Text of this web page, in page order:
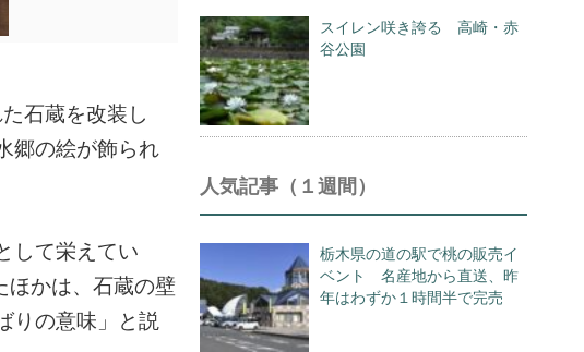
石蔵を改装し
郷の絵が飾られ
して栄えてい
ほかは、石蔵の壁
りの意味」と説
スイレン咲き誇る 高崎・赤
谷公園
人気記事（１週間）
栃木県の道の駅で桃の販売イ
ベント 名産地から直送、昨
年はわずか１時間半で完売